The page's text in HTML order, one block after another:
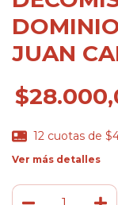
JUAN
12 cuotas de
Ver más detalles